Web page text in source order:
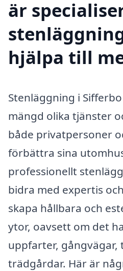
är
hjälpa till
Stenläggning i
mängd olika tjänster
både privatpersoner
förbättra sina
professionellt
bidra med expertis
skapa hållbara och
ytor, oavsett om det
uppfarter, gångvägar,
trädgårdar. Här är